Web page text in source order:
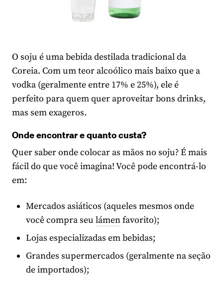
O soju é uma bebida destilada tradicional da
Coreia. Com um teor alcoólico mais baixo que a
vodka (geralmente entre 17% e 25%), ele é
perfeito para quem quer aproveitar bons drinks,
mas sem exageros.
Onde encontrar e quanto custa?
Quer saber onde colocar as mãos no soju? É mais
fácil do que você imagina! Você pode encontrá-lo
em:
Mercados asiáticos (aqueles mesmos onde
você compra seu lámenfavorito);
Lojas especializadas em bebidas;
Grandes supermercados (geralmente na seção
de importados);